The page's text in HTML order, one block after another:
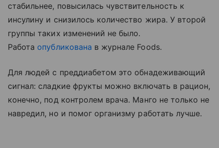
стабильнее, повысилась чувствительность к
инсулину и снизилось количество жира. У второй
группы таких изменений не было.
Работа опубликована в журнале Foods.
Для людей с преддиабетом это обнадеживающий
сигнал: сладкие фрукты можно включать в рацион,
конечно, под контролем врача. Манго не только не
навредил, но и помог организму работать лучше.